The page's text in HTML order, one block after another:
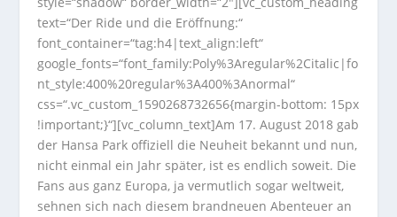
text=“Der Ride und die Eröffnung:“
font_container=“tag:h4|text_align:left“
google_fonts=“font_family:Poly%3Aregular%2Citalic|fo
nt_style:400%20regular%3A400%3Anormal“
css=“.vc_custom_1590268732656{margin-bottom: 15px
!important;}“][vc_column_text]Am 17. August 2018 gab
der Hansa Park offiziell die Neuheit bekannt und nun,
nicht einmal ein Jahr später, ist es endlich soweit. Die
Fans aus ganz Europa, ja vermutlich sogar weltweit,
sehnen sich nach diesem brandneuen Abenteuer an